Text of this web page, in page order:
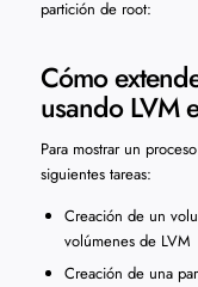
partición de root:
Cómo
usando LVM
Para mostrar un
siguientes tareas:
Creación de un
volúmenes de LVM
Creación de una